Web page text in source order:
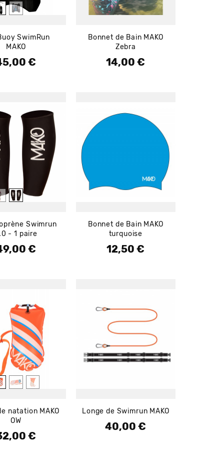
SwimRun
MAKO
€
Bonnet de Bain MAKO
Zebra
Prix
14,00 €
Swimrun
- 1 paire
€
Bonnet de Bain MAKO
turquoise
Prix
12,50 €
natation MAKO
OW
€
Longe de Swimrun MAKO
Prix
40,00 €